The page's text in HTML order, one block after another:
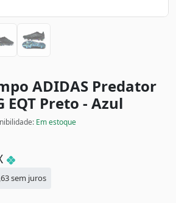
ADIDAS Predator
EQT Preto - Azul
Em estoque
sem juros